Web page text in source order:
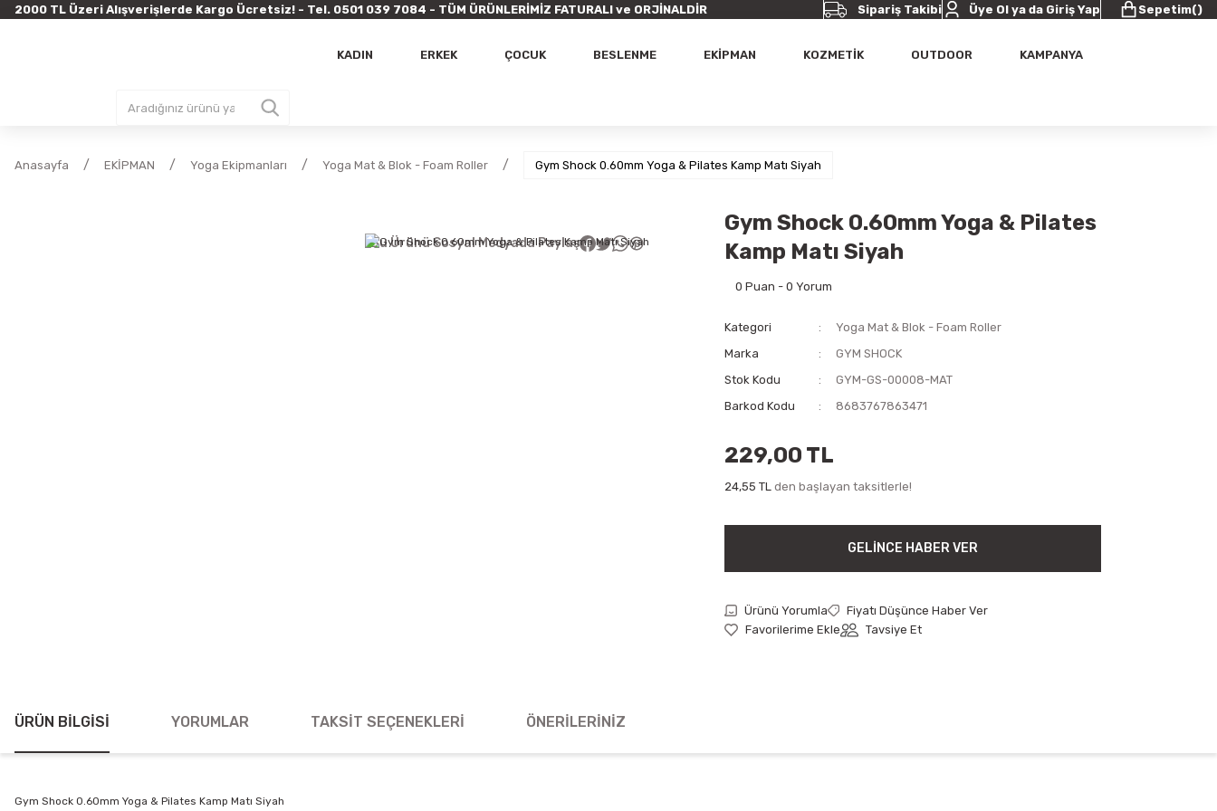
2000 TL Üzeri Alışverişlerde Kargo Ücretsiz! - Tel. 0501 039 7084 - TÜM ÜRÜNLERİMİZ FATURALI ve ORJİNALDİR Sipariş Takibi Üye Ol ya da Giriş Yap Sepetim()
KADIN ERKEK ÇOCUK BESLENME EKİPMAN KOZMETİK OUTDOOR KAMPANYA
Anasayfa EKİPMAN Yoga Ekipmanları Yoga Mat & Blok - Foam Roller Gym Shock 0.60mm Yoga & Pilates Kamp Matı Siyah
Bu Ürünü Sosyal Medyada Paylaş
Gym Shock 0.60mm Yoga & Pilates
Kamp Matı Siyah
0 Puan - 0 Yorum
Kategori
Yoga Mat & Blok - Foam Roller
Marka
GYM SHOCK
Stok Kodu
GYM-GS-00008-MAT
Barkod Kodu
8683767863471
229,00 TL
24,55 TL den başlayan taksitlerle!
GELINCE HABER VER
Ürünü Yorumla
Fiyatı Düşünce Haber Ver
Tavsiye Et
ÜRÜN BILGISI YORUMLAR TAKSIT SEÇENEKLERI ÖNERILERINIZ
Gym Shock 0.60mm Yoga & Pilates Kamp Matı Siyah